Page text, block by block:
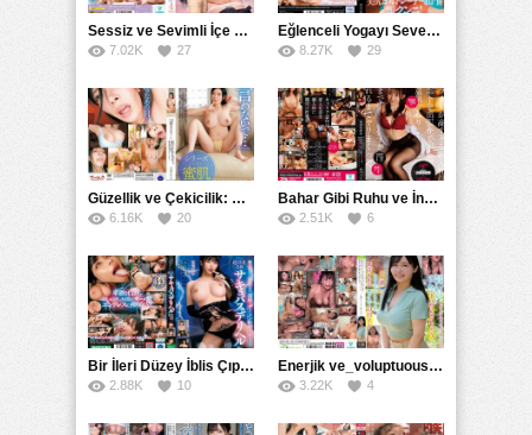
Sessiz ve Sevimli İçe Dönükler İçin Kremalı Pastalar: 后藤えmi ve KTRA’nın Özel Tarifesi
7.02K 27
Eğlenceli Yogayı Seven Bir Kadınla Seks Deneyimi
8.27K 29
Güzellik ve Çekicilik: Bir İşyeri Kadininin Hikayesi
6.16K 20
Bahar Gibi Ruhu ve İncelikle Doldurmak
2.51K 6
Bir İleri Düzey İblis Çıplak Teslimat Görevlisi, İnce Bedeni ve Şeytani Becerileriyle Sizi Sürekli BoşaltacakMDBK
2.88K 10
Enerjik ve_voluptuous Üniversite Kızının H Kupa Büyüklüğündeki Göğüsleri ve Çılgın Orgazmı
3.22K 4